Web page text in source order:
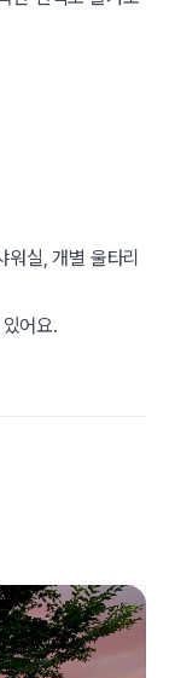
실, 개별 울타리
어요.